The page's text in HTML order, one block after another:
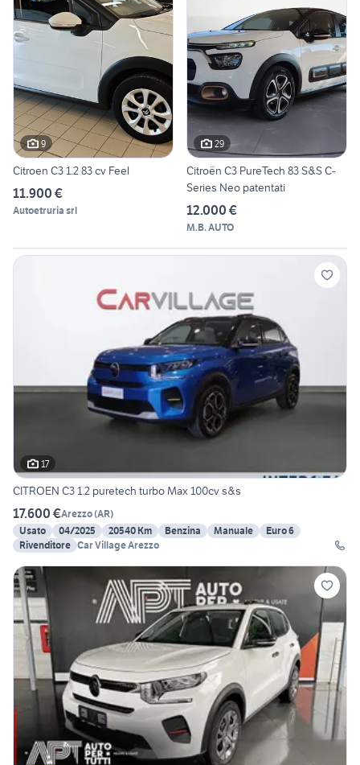
9
Citroen C3 1.2 83 cv Feel
11.900 €
Autoetruria srl
29
Citroën C3 PureTech 83 S&S C-
Series Neo patentati
12.000 €
M.B. AUTO
17
CITROEN C3 1.2 puretech turbo Max 100cv s&s
17.600 €Arezzo(AR)
Usato
04/2025 20540 Km Benzina Manuale
Euro 6
Rivenditore Car Village Arezzo